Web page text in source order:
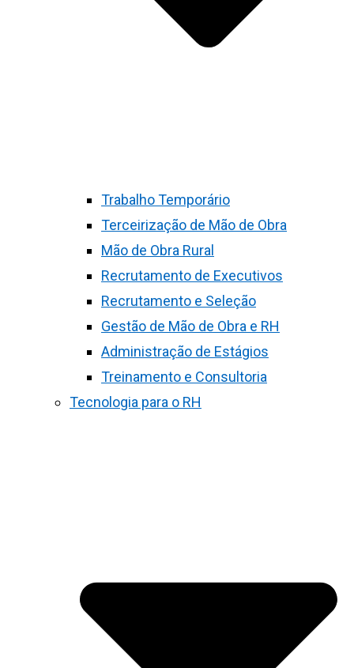
Trabalho Temporário
Terceirização de Mão de Obra
Mão de Obra Rural
Recrutamento de Executivos
Recrutamento e Seleção
Gestão de Mão de Obra e RH
Administração de Estágios
Treinamento e Consultoria
Tecnologia para o RH